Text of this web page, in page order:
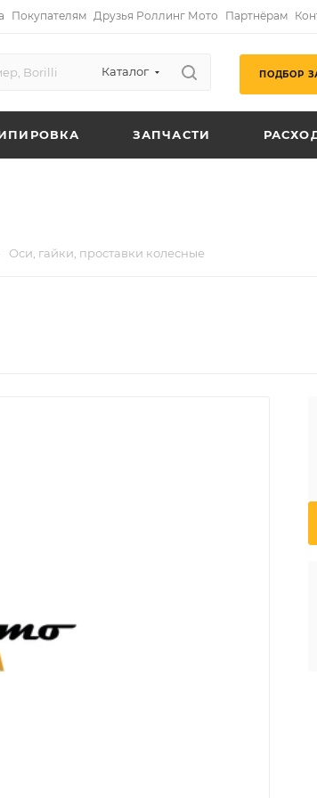
Покупателям Друзья Роллинг Мото Партнёрам
Каталог ПОДБОР
ЗАПЧАСТИ
Оси, гайки, проставки колесные